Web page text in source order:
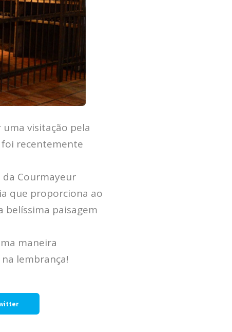
visitação pela
foi recentemente
Courmayeur
que proporciona ao
paisagem
maneira
lembrança!